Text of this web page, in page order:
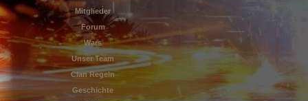
Mitglieder
Forum
Wars
Unser Team
Clan Regeln
Geschichte